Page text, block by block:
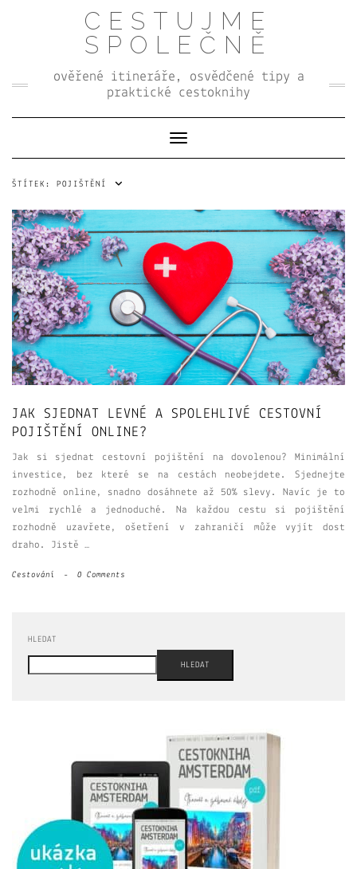
CESTUJME
SPOLEČNĚ
ověřené itineráře, osvědčené tipy a
praktické cestoknihy
Toggle Navigation
ŠTÍTEK: POJIŠTĚNÍ
JAK SJEDNAT LEVNÉ A SPOLEHLIVÉ CESTOVNÍ
POJIŠTĚNÍ ONLINE?
Jak si sjednat cestovní pojištění na dovolenou? Minimální
investice, bez které se na cestách neobejdete. Sjednejte
rozhodně online, snadno dosáhnete až 50% slevy. Navíc je to
velmi rychlé a jednoduché. Na každou cestu si pojištění
rozhodně uzavřete, ošetření v zahraničí může vyjít dost
draho. Jistě …
Cestování - 0 Comments
HLEDAT
HLEDAT